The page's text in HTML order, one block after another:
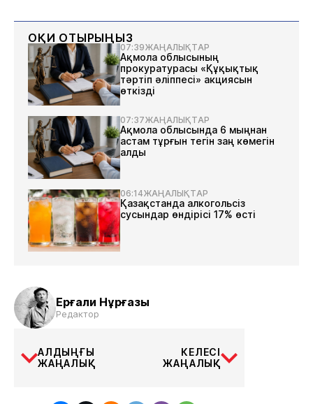
ОҚИ ОТЫРЫҢЫЗ
07:39ЖАҢАЛЫҚТАР
Ақмола облысының
прокуратурасы «Құқықтық
тәртіп әліппесі» акциясын
өткізді
07:37ЖАҢАЛЫҚТАР
Ақмола облысында 6 мыңнан
астам тұрғын тегін заң көмегін
алды
06:14ЖАҢАЛЫҚТАР
Қазақстанда алкогольсіз
сусындар өндірісі 17% өсті
Ерғали Нұрғазы
Редактор
АЛДЫҢҒЫ
ЖАҢАЛЫҚ
КЕЛЕСІ
ЖАҢАЛЫҚ